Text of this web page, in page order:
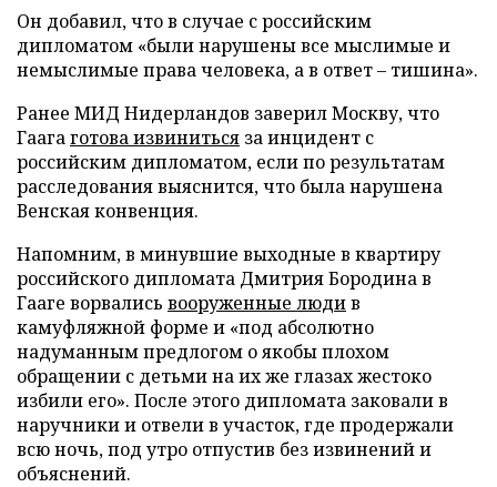
Он добавил, что в случае с российским
дипломатом «были нарушены все мыслимые и
немыслимые права человека, а в ответ – тишина».
Ранее МИД Нидерландов заверил Москву, что
Гаагаготова извиниться за инцидент с
российским дипломатом, если по результатам
расследования выяснится, что была нарушена
Венская конвенция.
Напомним, в минувшие выходные в квартиру
российского дипломата Дмитрия Бородина в
Гааге ворвались вооруженные людив
камуфляжной форме и «под абсолютно
надуманным предлогом о якобы плохом
обращении с детьми на их же глазах жестоко
избили его». После этого дипломата заковали в
наручники и отвели в участок, где продержали
всю ночь, под утро отпустив без извинений и
объяснений.